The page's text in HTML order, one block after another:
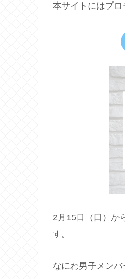
本サイトにはプ
2月15日（日）か
す。
なにわ男子メン